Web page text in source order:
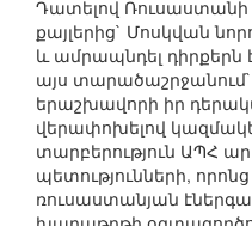
Դատելով Ռուսաստանի
քայլերից` Մոսկվան
և ամրապնդել դիրքերն
այս տարածաշրջանում`
երաշխավորի իր
վերափոխելով
տարբերություն ԱՊՀ
պետությունների,
ռուսաստանյան